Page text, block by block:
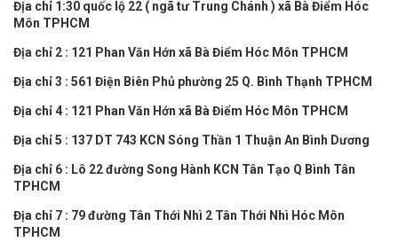
Địa chỉ 1:30 quốc lộ 22 ( ngã tư Trung Chánh ) xã Bà Điểm Hóc
Môn TPHCM
Địa chỉ 2 : 121 Phan Văn Hớn xã Bà Điểm Hóc Môn TPHCM
Địa chỉ 3 : 561 Điện Biên Phủ phường 25 Q. Bình Thạnh TPHCM
Địa chỉ 4 : 121 Phan Văn Hớn xã Bà Điểm Hóc Môn TPHCM
Địa chỉ 5 : 137 DT 743 KCN Sóng Thần 1 Thuận An Bình Dương
Địa chỉ 6 : Lô 22 đường Song Hành KCN Tân Tạo Q Bình Tân
TPHCM
Địa chỉ 7 : 79 đường Tân Thới Nhì 2 Tân Thới Nhì Hóc Môn
TPHCM